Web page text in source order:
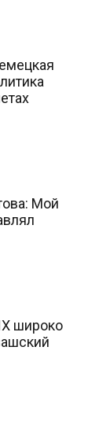
Мой
широко